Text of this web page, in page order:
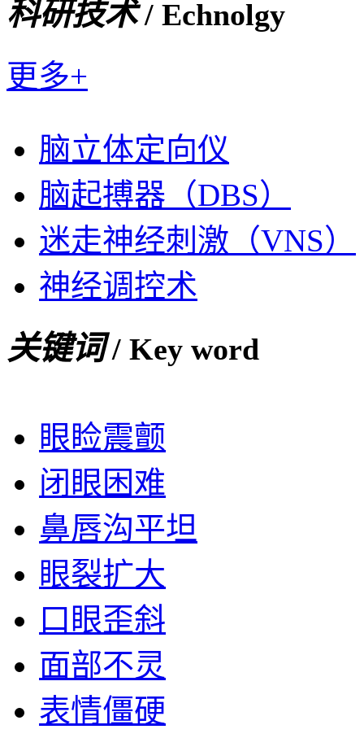
科研技术/ Echnolgy
更多+
脑立体定向仪
脑起搏器（DBS）
迷走神经刺激（VNS）
神经调控术
关键词/ Key word
眼睑震颤
闭眼困难
鼻唇沟平坦
眼裂扩大
口眼歪斜
面部不灵
表情僵硬